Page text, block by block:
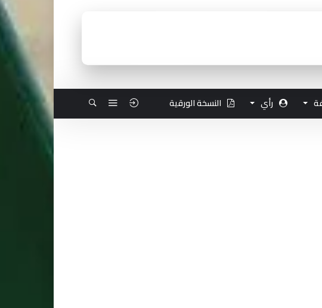
رأي النسخة الورقية